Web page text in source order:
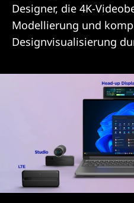
Designer, die 4K-
Modellierung und
Designvisualisierung